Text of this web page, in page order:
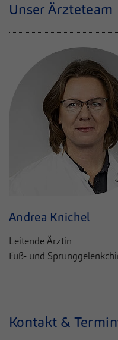
Unser Ärzteteam
Andrea Knichel
Leitende Ärztin
Fuß- und
Kontakt &